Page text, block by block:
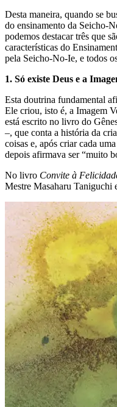
Desta maneira, quando se
do ensinamento da Seicho-
podemos destacar três que
características do
pela Seicho-No-Ie, e todos
1. Só existe Deus e a
Esta doutrina fundamental
Ele criou, isto é, a Imagem
está escrito no livro do
–, que conta a história da
coisas e, após criar cada
depois afirmava ser “muito
No livro Convite à
Mestre Masaharu Taniguchi